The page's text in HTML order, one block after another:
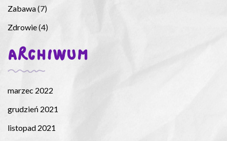
Zabawa(7)
Zdrowie(4)
ARCHIWUM
marzec 2022
grudzień 2021
listopad 2021